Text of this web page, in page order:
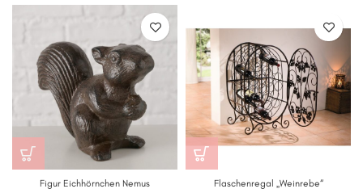
Figur Eichhörnchen Nemus Flaschenregal „Weinrebe“